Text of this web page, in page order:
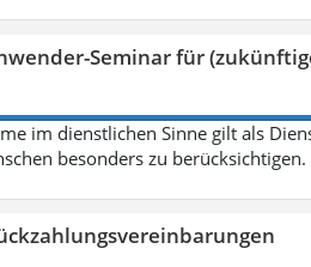
Seminar für
im dienstlichen Sinne gilt als
besonders zu berücksichtigen.